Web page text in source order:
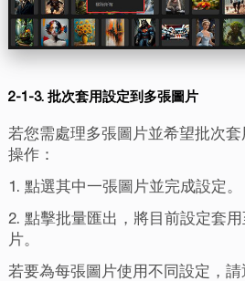
2-1-3. 批次套用設定到多張圖片
若您需處理多張圖片並希望批次
操作：
1. 點選其中一張圖片並完成設定。
2. 點擊批量匯出，將目前設定套
片。
若要為每張圖片使用不同設定，